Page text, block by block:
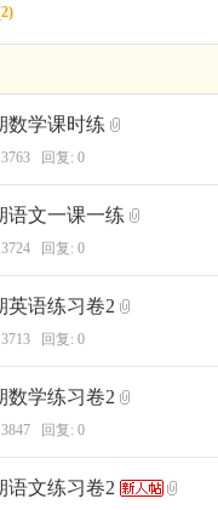
2)
数学课时练
回复: 0
语文一课一练
回复: 0
英语练习卷2
回复: 0
数学练习卷2
回复: 0
语文练习卷2